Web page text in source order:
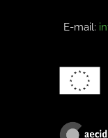
E-mail: